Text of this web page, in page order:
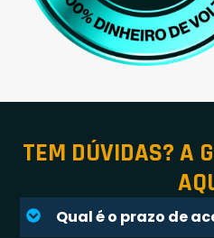
TEM DÚVIDAS? A
Qual é o prazo de